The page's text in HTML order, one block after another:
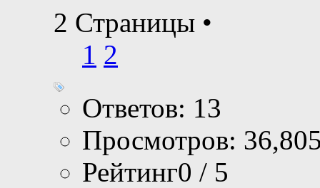
2 Страницы •
1 2
Ответов: 13
Просмотров:
Рейтинг0 / 5